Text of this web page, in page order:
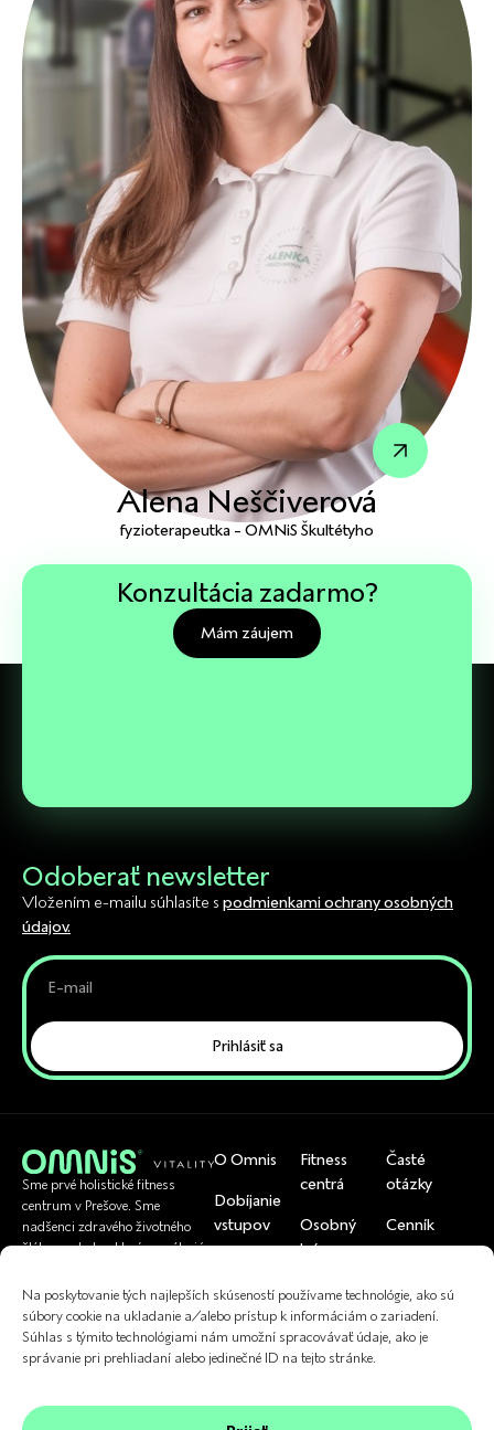
Na poskytovanie tých najlepších skúseností používame technológie, ako sú
súbory cookie na ukladanie a/alebo prístup k informáciám o zariadení.
Súhlas s týmito technológiami nám umožní spracovávať údaje, ako je
správanie pri prehliadaní alebo jedinečné ID na tejto stránke.
Alena Neščiverová
fyzioterapeutka - OMNiS Škultétyho
Konzultácia zadarmo?
Mám záujem
Odoberať newsletter
Vložením e-mailu súhlasíte s podmienkami ochrany osobných
údajov.
Prihlásiť sa
Sme prvé holistické fitness
centrum v Prešove. Sme
nadšenci zdravého životného
štýlu a pohybu, ktorí pomáhajú
U nás si viete
uplatniť
O Omnis
Dobíjanie
vstupov
skupinoviek
Kontakt
Fitness
centrá
Osobný
tréner
Cvičenia
Fyzioterapia
Časté
otázky
Cenník
Referencie